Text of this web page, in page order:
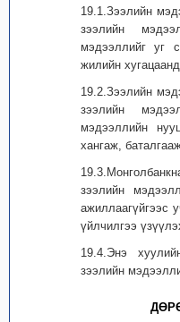
19.1.Зээлийн
зээлийн
мэдээллийг уг
жилийн
19.2.Зээлийн
зээлийн
мэдээллийн
хангаж,
зээлийн
ажиллаагүйгээс
үйлчилгээ
19.4.Энэ
зээлийн